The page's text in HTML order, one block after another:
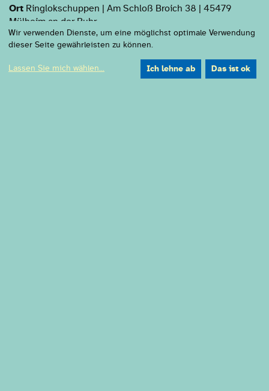
Ort Ringlokschuppen | Am Schloß Broich 38 | 45479
Mülheim an der Ruhr
Eine Koproduktion von
Wir verwenden Dienste, um eine möglichst optimale Verwendung
dieser Seite gewährleisten zu können.
Lassen Sie mich wählen... Ich lehne ab Das ist ok